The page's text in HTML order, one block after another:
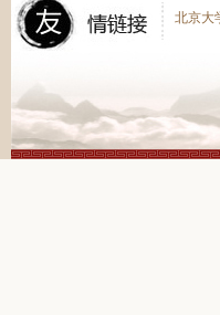
北京大